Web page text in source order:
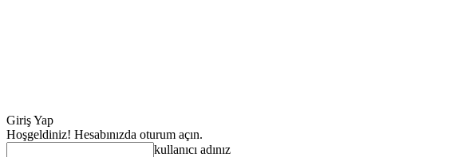
Giriş Yap
Hoşgeldiniz! Hesabınızda oturum açın.
kullanıcı adınız